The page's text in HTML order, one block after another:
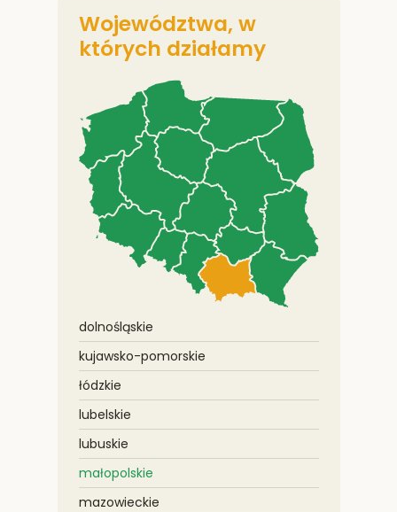
Województwa, w
których działamy
dolnośląskie
kujawsko-pomorskie
łódzkie
lubelskie
lubuskie
małopolskie
mazowieckie